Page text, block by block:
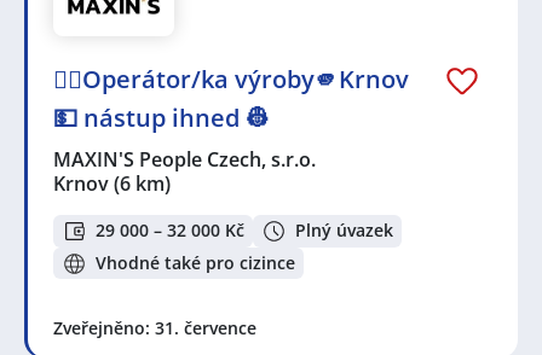
👷‍♂️Operátor/ka výroby🫵Krnov
💵 nástup ihned 👷
MAXIN'S People Czech, s.r.o.
Krnov(6 km)
29 000 – 32 000 Kč
Plný úvazek
Vhodné také pro cizince
Zveřejněno: 31. července